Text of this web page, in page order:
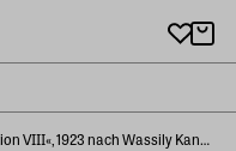
Porzellanvase »Composition VIII«, 1923 nach Wassily Kandinsky